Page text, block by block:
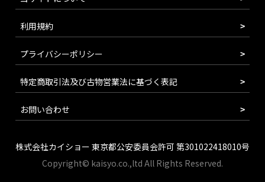
利用規約
プライバシーポリシー
特定商取引法及び古物営業法に基づく表記
お問い合わせ
株式会社カイショー 東京都公安委員会許可 第301022418010号
Copyright© kaisyo.co.,ltd All Rights Reserved.